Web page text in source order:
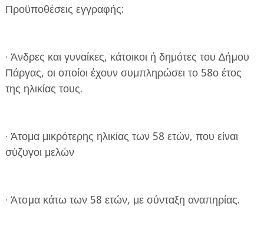
Προϋποθέσεις εγγραφής:
· Άνδρες και γυναίκες, κάτοικοι ή δημότες του ∆ήµου
Πάργας, οι οποίοι έχουν συμπληρώσει το 58ο έτος
της ηλικίας τους.
· Άτομα μικρότερης ηλικίας των 58 ετών, που είναι
σύζυγοι μελών
· Άτοµα κάτω των 58 ετών, με σύνταξη αναπηρίας.